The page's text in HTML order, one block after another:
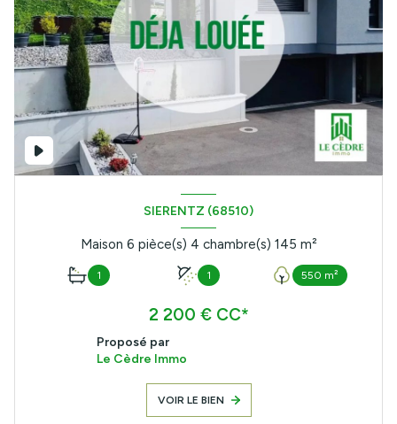
SIERENTZ (68510)
Maison 6 pièce(s) 4 chambre(s) 145 m²
1 1 550 m²
2 200 € CC*
Proposé par
Le Cèdre Immo
VOIR LE BIEN